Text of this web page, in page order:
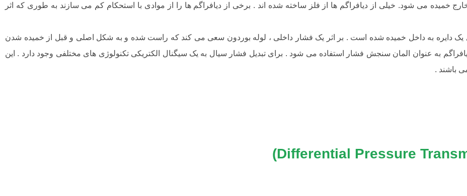
می شود. خیلی از دیافراگم ها از فلز ساخته شده اند . برخی از دیافراگم ها را از موادی با استحکام کم می سازند به طوری که اثر
یک دایره به داخل خمیده شده است . بر اثر یک فشار داخلی ، لوله بوردون سعی می کند که راست شده و به شکل اصلی و قبل از خمیده شدن
به عنوان المان سنجش فشار استفاده می شود . برای تبدیل فشار سیال به یک سیگنال الکتریکی تکنولوژی های مختلفی وجود دارد . این
باشند .